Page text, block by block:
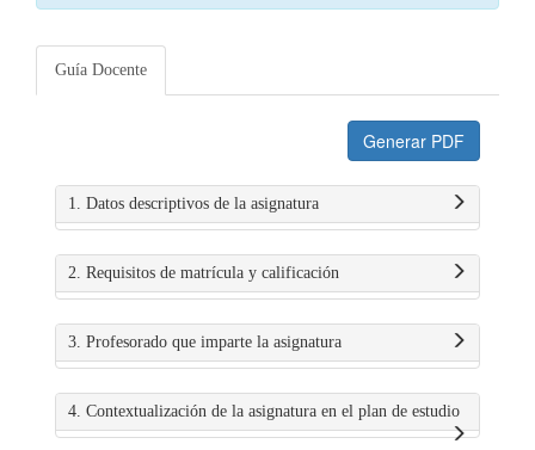
Guía Docente
Generar PDF
1. Datos descriptivos de la asignatura
2. Requisitos de matrícula y calificación
3. Profesorado que imparte la asignatura
4. Contextualización de la asignatura en el plan de estudio